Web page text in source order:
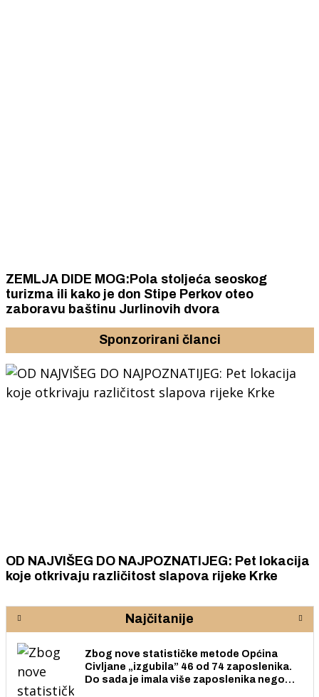
ZEMLJA DIDE MOG:Pola stoljeća seoskog
turizma ili kako je don Stipe Perkov oteo
zaboravu baštinu Jurlinovih dvora
Sponzorirani članci
OD NAJVIŠEG DO NAJPOZNATIJEG: Pet lokacija
koje otkrivaju različitost slapova rijeke Krke
Najčitanije
Zbog nove statističke metode Općina
Civljane „izgubila” 46 od 74 zaposlenika.
Do sada je imala više zaposlenika nego